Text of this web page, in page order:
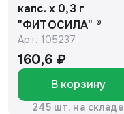
капс. х 0,3 г
"ФИТОСИЛА" ®
Арт. 105237
160,6 ₽
В корзину
245 шт. на складе